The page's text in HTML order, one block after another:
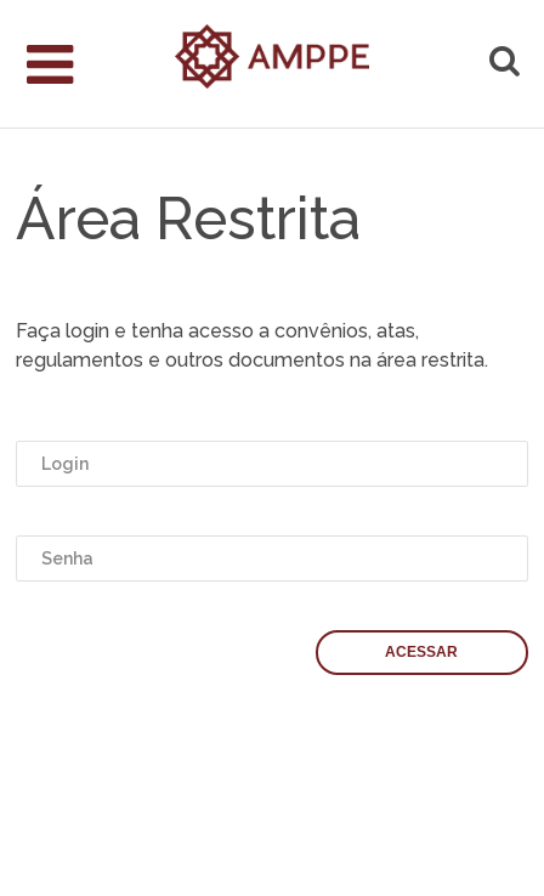
Área Restrita
Faça login e tenha acesso a convênios, atas,
regulamentos e outros documentos na área restrita.